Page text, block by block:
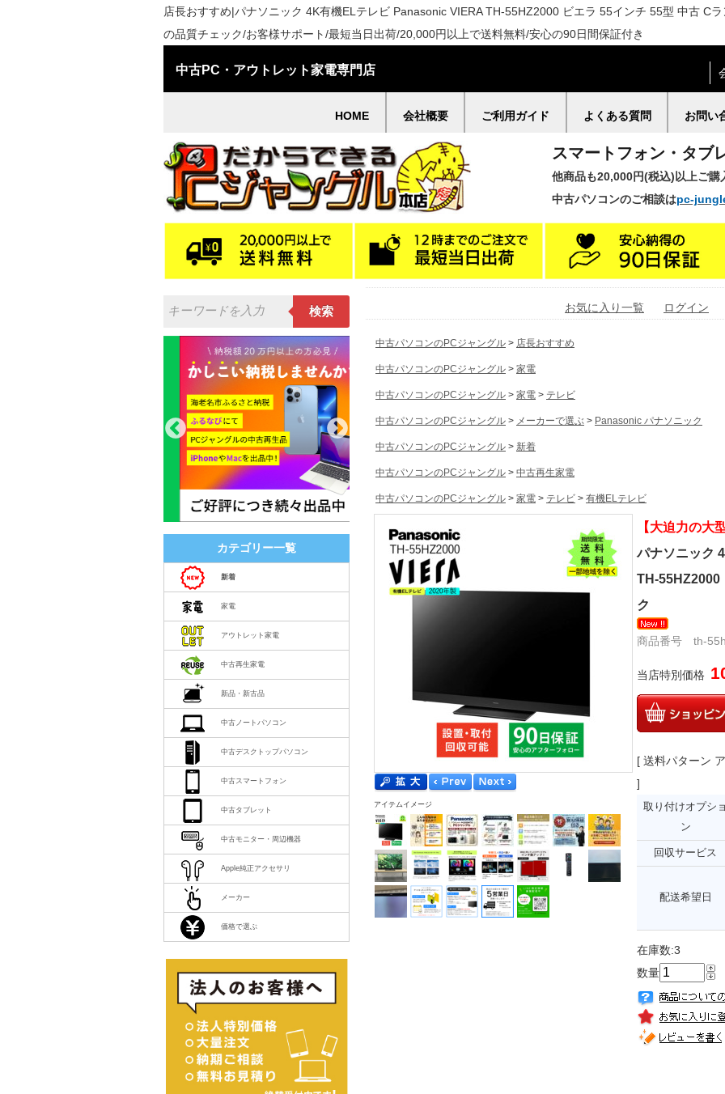
店長おすすめ|パナソニック 4K有機ELテレビ Panasonic VIERA TH-55HZ2000 ビエラ 55インチ 55型 中古
の品質チェック/お客様サポート/最短当日出荷/20,000円以上で送料無料/安心の90日間保証付き
中古PC・アウトレット家電専門店
HOME 会社概要 ご利用ガイド よくある質問 お問い
スマートフォン・タブ
他商品も20,000円(税込)以上ご購
中古パソコンのご相談はpc-
検索
カテゴリー一覧
新着
家電
アウトレット家電
中古再生家電
新品・新古品
中古ノートパソコン
中古デスクトップパソコン
中古スマートフォン
中古タブレット
中古モニター・周辺機器
Apple純正アクセサリ
メーカー
価格で選ぶ
お気に入り一覧 ログイン
中古パソコンのPCジャングル > 店長おすすめ
中古パソコンのPCジャングル > 家電
中古パソコンのPCジャングル > 家電 > テレビ
中古パソコンのPCジャングル > メーカーで選ぶ > Panasonic パナソニック
中古パソコンのPCジャングル > 新着
中古パソコンのPCジャングル > 中古再生家電
中古パソコンのPCジャングル > 家電 > テレビ > 有機ELテレビ
【大迫力の大
パナソニック
TH-55HZ2000
ク
商品番号 th-
当店特別価格
[ 送料パターン
]
取り付けオプシ
ン
回収サービス
配送希望日
在庫数:3
数量
アイテムイメージ